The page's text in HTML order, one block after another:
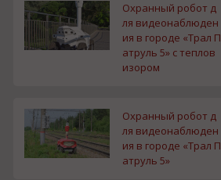
Охранный робот д
ля видеонаблюден
ия в городе «Трал П
атруль 5» с теплов
изором
Охранный робот д
ля видеонаблюден
ия в городе «Трал П
атруль 5»